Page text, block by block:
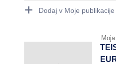
Publication
Dodaj v Moje publikacije